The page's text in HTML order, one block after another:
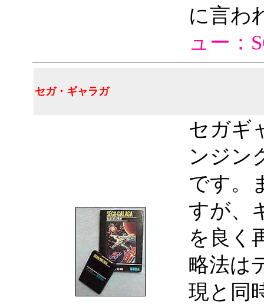
に言わ
ュー：
セガ・ギャラガ
セガギ
ンジン
です。
すが、
を良く
略法は
現と同